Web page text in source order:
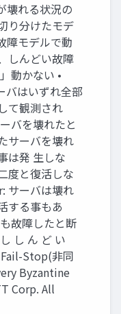
壊れる状況の
り分けたモデ
障モデルで動
しんどい故障
動かない •
バはいずれ全部
て観測され
バを壊れたと
サーバを壊れ
は発 生しな
度と復活しな
サーバは壊れ
する事もあ
故障したと断
し ん ど い
Stop(非同
Byzantine
Corp. All